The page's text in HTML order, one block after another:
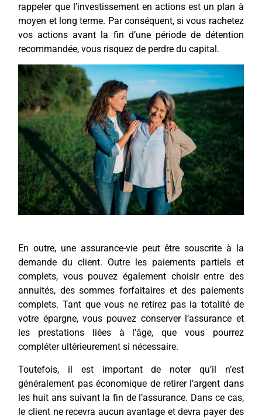
rappeler que l’investissement en actions est un plan à
moyen et long terme. Par conséquent, si vous rachetez
vos actions avant la fin d’une période de détention
recommandée, vous risquez de perdre du capital.
En outre, une assurance-vie peut être souscrite à la
demande du client. Outre les paiements partiels et
complets, vous pouvez également choisir entre des
annuités, des sommes forfaitaires et des paiements
complets. Tant que vous ne retirez pas la totalité de
votre épargne, vous pouvez conserver l’assurance et
les prestations liées à l’âge, que vous pourrez
compléter ultérieurement si nécessaire.
Toutefois, il est important de noter qu’il n’est
généralement pas économique de retirer l’argent dans
les huit ans suivant la fin de l’assurance. Dans ce cas,
le client ne recevra aucun avantage et devra payer des